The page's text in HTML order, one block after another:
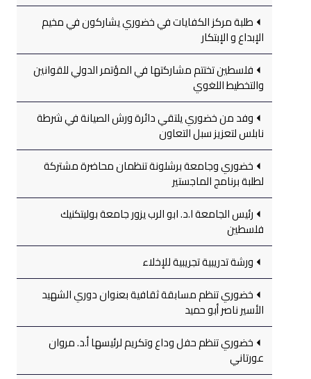
طلبة مركز الكفايات في خضوري يشاركون في مخيم
الإبداع و الإبتكار
فلسطين تختتم مشاركتها في المؤتمر الدولي للقوانين
والتخطيط اللغوي
وفد من خضوري يلتقي دائرة ورش الصيانة في شرطة
نابلس لتعزيز سبل التعاون
خضوري وجامعة برشلونة تنظمان محاضرة مشتركة
لطلبة برنامج الماجستير
رئيس الجامعة ا.د. ابو الرب يزور جامعة بوليتكنيك
فلسطين
ورشة تدريبية تجريبية للإخلاء
خضوري تنظم مسابقة ثقافية بعنوان دوري الشهيد
الأسير ناصر أبو حميد
خضوري تنظم حفل وداع وتكريم لرئيسها أ.د. مروان
عورتاني